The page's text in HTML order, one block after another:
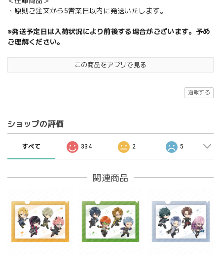
・原則ご注文から5営業日以内に発送いたします。
※発送予定日は入荷状況により前後する場合がございます。予め
ご理解ください。
この商品をアプリで見る
通報する
ショップの評価
すべて 334 2 5
関連商品